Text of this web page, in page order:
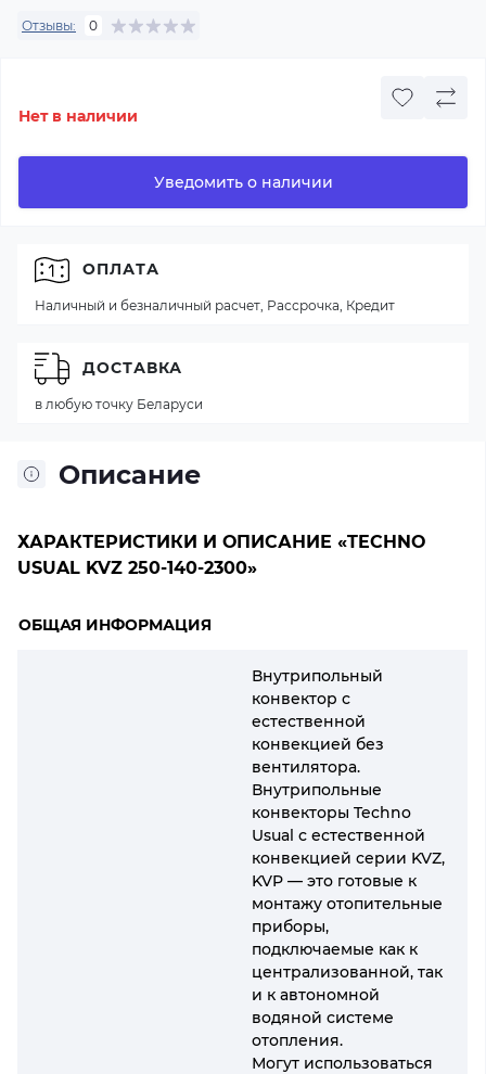
Отзывы: 0
Нет в наличии
Уведомить о наличии
Описание
ХАРАКТЕРИСТИКИ И ОПИСАНИЕ «TECHNO
USUAL KVZ 250-140-2300»
ОБЩАЯ ИНФОРМАЦИЯ
Внутрипольный
конвектор с
естественной
конвекцией без
вентилятора.
Внутрипольные
конвекторы Techno
Usual с естественной
конвекцией серии KVZ,
KVP — это готовые к
монтажу отопительные
приборы,
подключаемые как к
централизованной, так
и к автономной
водяной системе
отопления.
Могут использоваться
ОПЛАТА
Наличный и безналичный расчет, Рассрочка, Кредит
ДОСТАВКА
в любую точку Беларуси